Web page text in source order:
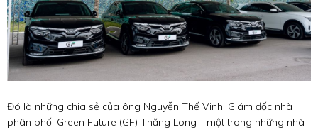
Đó là những chia sẻ của ông Nguyễn Thế Vinh, Giám đốc nhà
phân phối Green Future (GF) Thăng Long - một trong những nhà